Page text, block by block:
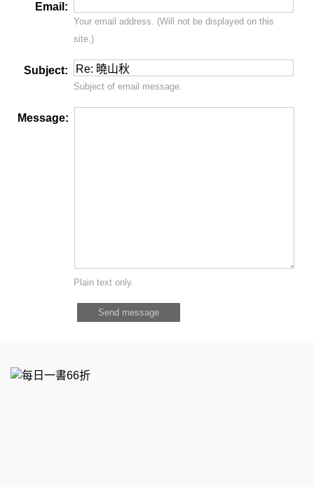
Email:
Your email address. (Will notbe displayed on this
site.)
Subject:
Subject of email message.
Message:
Plain text only.